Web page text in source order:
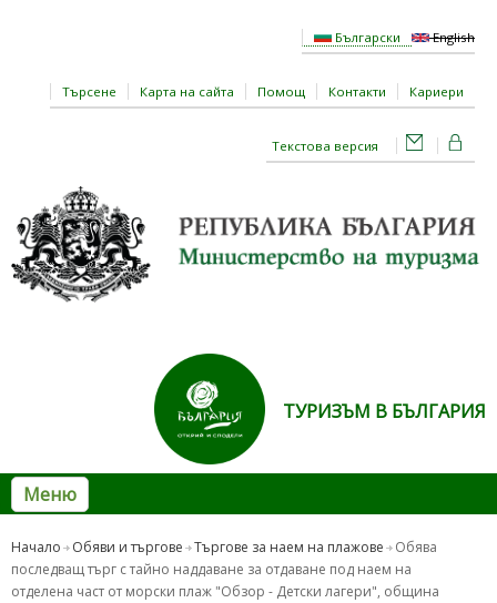
Български English
Търсене Карта на сайта Помощ Контакти Кариери
Текстова версия
ТУРИЗЪМ В БЪЛГАРИЯ
Меню
Начало Обяви и търгове Търгове за наем на плажове
Обява
последващ търг с тайно наддаване за отдаване под наем на
отделена част от морски плаж "Обзор - Детски лагери", община